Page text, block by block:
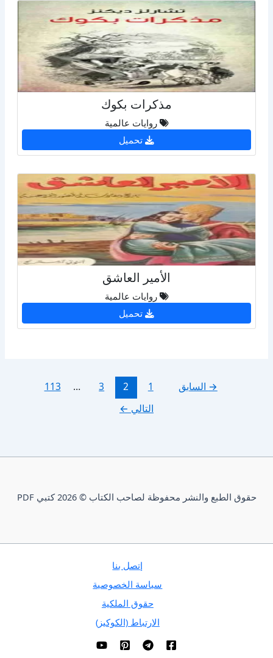
مذكرات بكوك
روايات عالمية
تحميل
الأمير العاشق
روايات عالمية
تحميل
→ السابق 1
2
3
…
113
التالي ←
حقوق الطبع والنشر محفوظة لصاحب الكتاب © 2026 كتبي PDF
إتصل بنا
سياسة الخصوصية
حقوق الملكية
الارتباط (الكوكيز)